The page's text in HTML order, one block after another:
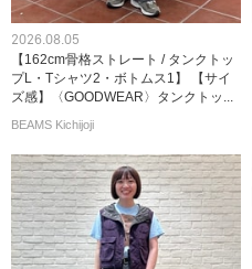
2026.08.05
【162cm骨格ストレート / タンクトッ
プL・Tシャツ2・ボトムス1】 【サイ
ズ感】〈GOODWEAR〉タンクトッ...
BEAMS Kichijoji